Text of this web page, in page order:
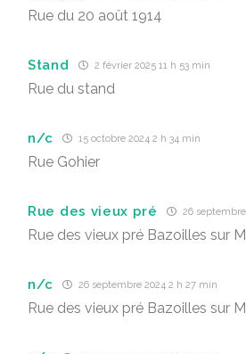
Rue du 20 août 1914
Stand 2 février 2025 11 h 53 min
Rue du stand
n/c 15 octobre 2024 2 h 34 min
Rue Gohier
Rue des vieux pré 26
Rue des vieux pré Bazoilles sur
n/c 26 septembre 2024 2 h 27 min
Rue des vieux pré Bazoilles sur